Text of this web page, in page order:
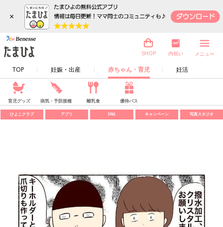
×
TOP 妊娠・出産 赤ちゃん・育児 妊活
SHOP 内祝い メニュー
育児グッズ 病気・予防接種 離乳食 優待パス
ひよこクラブ アプリ SNS キャンペーン 写真スタジオ